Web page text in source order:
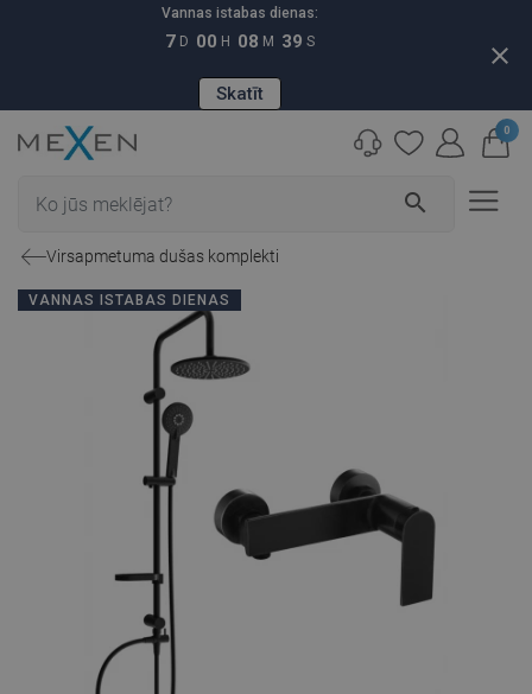
Vannas istabas dienas:
7 D 00 H 08 M 38 S
Skatīt
close
search
0
Virsapmetuma dušas komplekti
VANNAS ISTABAS DIENAS